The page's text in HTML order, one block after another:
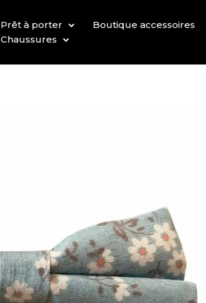
Prêt à porter Boutique accessoires
Chaussures